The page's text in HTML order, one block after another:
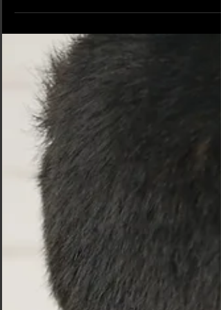
nos priorités absolues. Bien que le rejet reste un
phénomène relativement rare si les soins sont bien
suivis, il est essentiel de comprendre ce qu'il se passe
de savoir comment réagir. Qu'est-